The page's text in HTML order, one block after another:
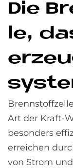
Die
le,
Art der Kraft-
besonders
erreichen
von Strom